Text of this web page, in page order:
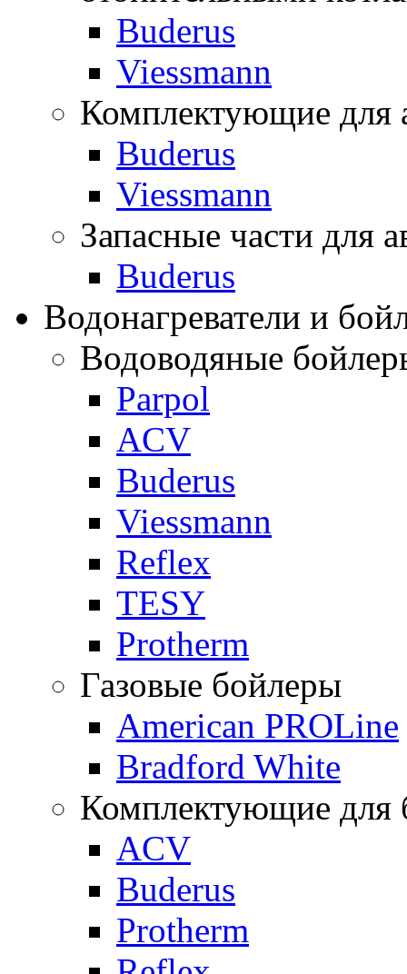
Buderus
Viessmann
Комплектующие для
Buderus
Viessmann
Запасные части для
Buderus
Водонагреватели и
Водоводяные
Parpol
ACV
Buderus
Viessmann
Reflex
TESY
Protherm
Газовые бойлеры
American PROLine
Bradford White
Комплектующие для
ACV
Buderus
Protherm